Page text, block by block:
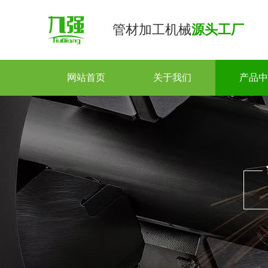
管材加工机械源头工厂
网站首页 关于我们 产品